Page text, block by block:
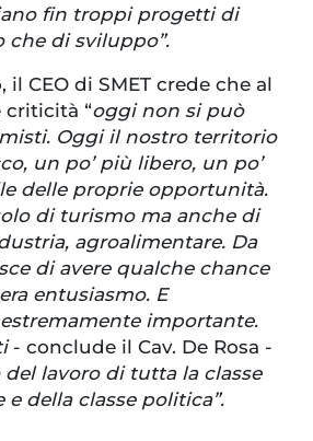
fin troppi progetti di
che di sviluppo”.
CEO di SMET crede che al
“oggi non si può
Oggi il nostro territorio
un po’ più libero, un po’
delle proprie opportunità.
di turismo ma anche di
agroalimentare. Da
di avere qualche chance
entusiasmo. E
estremamente importante.
- conclude il Cav. De Rosa -
del lavoro di tutta la classe
della classe politica”.